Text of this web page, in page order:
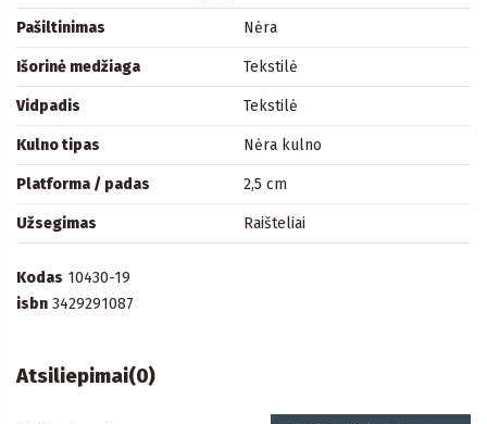
Pašiltinimas Nėra
Išorinė medžiaga Tekstilė
Vidpadis Tekstilė
Kulno tipas Nėra kulno
Platforma / padas 2,5 cm
Užsegimas Raišteliai
Kodas 10430-19
isbn 3429291087
Atsiliepimai(0)